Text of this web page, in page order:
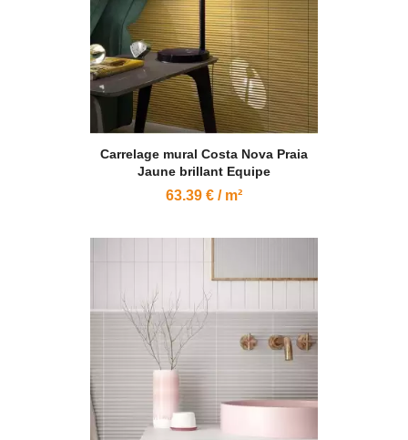
Carrelage mural Costa Nova Praia
Jaune brillant Equipe
63.39 € / m²